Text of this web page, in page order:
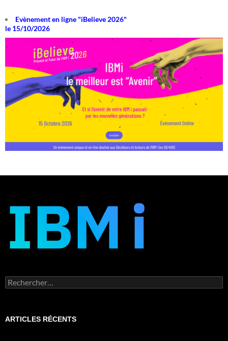
Evènement en ligne "iBelieve 2026"
le 15/10/2026
Rechercher :
ARTICLES RÉCENTS